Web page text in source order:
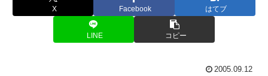
X Facebook はてブ
LINE コピー
2005.09.12